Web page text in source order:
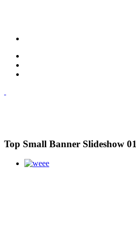
Top Small Banner Slideshow 01